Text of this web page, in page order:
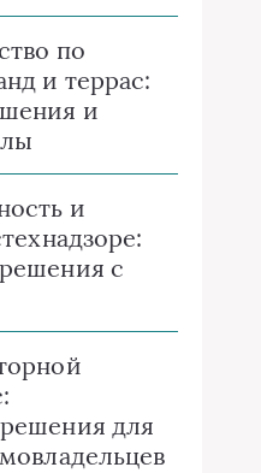
по
и террас:
и
и
с
для